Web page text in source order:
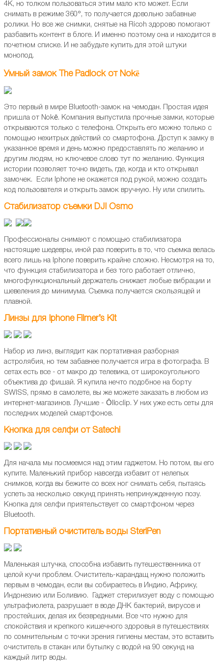
4К, но толком пользоваться этим мало кто может. Если
снимать в режиме 360°, то получается довольно забавные
ролики. Но все же снимки, снятые на Ricoh здорово помогают
разбавить контент в блоге. И именно поэтому она и находится в
почетном списке. И не забудьте купить для этой штуки
монопод.
Умный замок The Padlock от Nokē
Это первый в мире Bluetooth-замок на чемодан. Простая идея
пришла от Nokē. Компания выпустила прочные замки, которые
открываются только с телефона. Открыть его можно только с
помощью нехитрых действий со смартофона. Доступ к замку в
указанное время и день можно предоставлять по желанию и
другим людям, но ключевое слово тут по желанию. Функция
истории позволяет точно видеть, где, когда и кто открывал
замочек. Если Iphone не окажется под рукой, можно создать
код пользователя и открыть замок вручную. Ну или спилить.
Стабилизатор съемки DJI Osmo
Профессионалы снимают с помощью стабилизатора
настоящие шедевры, иной раз поверить в то, что съемка велась
всего лишь на Iphone поверить крайне сложно. Несмотря на то,
что функция стабилизатора и без того работает отлично,
многофункциональный держатель снижает любые вибрации и
шевеления до минимума. Съемка получается скользящей и
плавной.
Линзы для Iphone Filmer’s Kit
Набор из линз, выглядит как портативная разборная
астролябия, но тем забавнее получается игра в фотографа. В
сетах есть все - от макро до телевика, от широкоугольного
объектива до фишай. Я купила нечто подобное на борту
SWISS, прямо в самолете, вы же можете заказать в любом из
интернет-магазинов. Лучшие - Ōlloclip. У них уже есть сеты для
последних моделей смартфонов.
Кнопка для селфи от Satechi
Для начала мы посмеемся над этим гаджетом. Но потом, вы его
купите. Маленький прибор навсегда избавит от нелепых
снимков, когда вы бежите со всех ног снимать себя, пытаясь
успеть за несколько секунд принять непринужденную позу.
Кнопка для селфи приятельствует со смартфоном через
Bluetooth.
Портативный очиститель воды SteriPen
Маленькая штучка, способна избавить путешественника от
целой кучи проблем. Очиститель-карандащ нужно положить
первым в чемодан, если вы собираетесь в Индию, Африку,
Индонезию или Боливию. Гаджет стерилизует воду с помощью
ультрафиолета, разрушает в воде ДНК бактерий, вирусов и
простейших, делая их безвредными. Все что нужно для
спокойствия и крепкого кишечного здоровья в путешествиях
по сомнительным с точки зрения гигиены местам, это вставить
очиститель в стакан или бутылку с водой на 90 секунд на
каждый литр воды.